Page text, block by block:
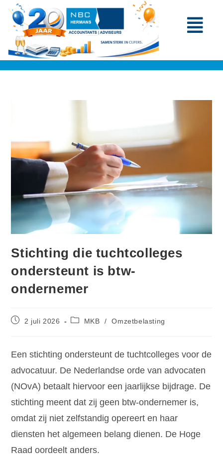
Stichting die tuchtcolleges
ondersteunt is btw-
ondernemer
2 juli 2026 MKB / Omzetbelasting
Een stichting ondersteunt de tuchtcolleges voor de
advocatuur. De Nederlandse orde van advocaten
(NOvA) betaalt hiervoor een jaarlijkse bijdrage. De
stichting meent dat zij geen btw-ondernemer is,
omdat zij niet zelfstandig opereert en haar
diensten het algemeen belang dienen. De Hoge
Raad oordeelt anders.